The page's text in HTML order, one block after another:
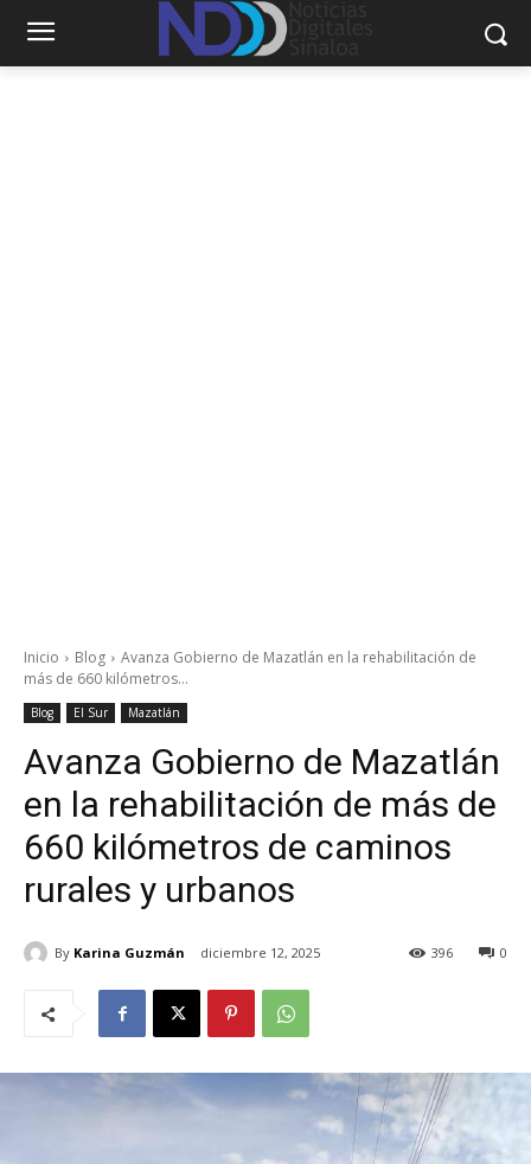
Inicio Blog
Avanza Gobierno de Mazatlán en la rehabilitación de
más de 660 kilómetros...
Blog El Sur Mazatlán
Avanza Gobierno de Mazatlán
en la rehabilitación de más de
660 kilómetros de caminos
rurales y urbanos
By Karina Guzmán diciembre 12, 2025 0
396